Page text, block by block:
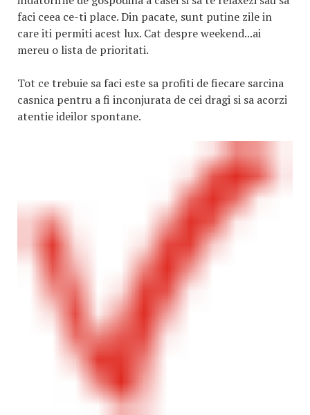
faci ceea ce-ti place. Din pacate, sunt putine zile in
care iti permiti acest lux. Cat despre weekend...ai
mereu o lista de prioritati.
Tot ce trebuie sa faci este sa profiti de fiecare sarcina
casnica pentru a fi inconjurata de cei dragi si sa acorzi
atentie ideilor spontane.